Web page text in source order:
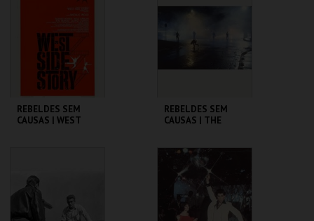
COMPRAR
REBELDES SEM
CAUSAS | WEST
MAIS INFO
REBELDES SEM
CAUSAS | THE
CINEMATECA
MAIS INFO